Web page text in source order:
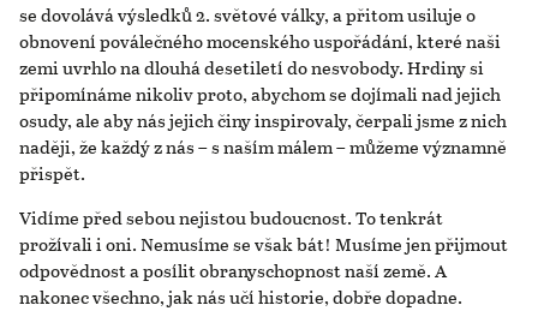
se dovolává výsledků 2. světové války, a přitom usiluje o
obnovení poválečného mocenského uspořádání, které naši
zemi uvrhlo na dlouhá desetiletí do nesvobody. Hrdiny si
připomínáme nikoliv proto, abychom se dojímali nad jejich
osudy, ale aby nás jejich činy inspirovaly, čerpali jsme z nich
naději, že každý z nás – s naším málem – můžeme významně
přispět.
Vidíme před sebou nejistou budoucnost. To tenkrát
prožívali i oni. Nemusíme se však bát! Musíme jen přijmout
odpovědnost a posílit obranyschopnost naší země. A
nakonec všechno, jak nás učí historie, dobře dopadne.